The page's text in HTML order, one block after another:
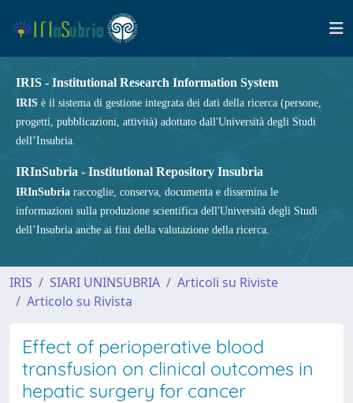
IRIS - Institutional Research Information System
IRIS è il sistema di gestione integrata dei dati della ricerca (persone,
progetti, pubblicazioni, attività) adottato dall'Università degli Studi
dell’Insubria.
IRInSubria - Institutional Repository Insubria
IRInSubria raccoglie, conserva, documenta e dissemina le
informazioni sulla produzione scientifica dell'Università degli Studi
dell’Insubria anche ai fini della valutazione della ricerca.
IRIS SIARI UNINSUBRIA
Articoli su Riviste
Articolo su Rivista
Effect of perioperative blood
transfusion on clinical outcomes in
hepatic surgery for cancer